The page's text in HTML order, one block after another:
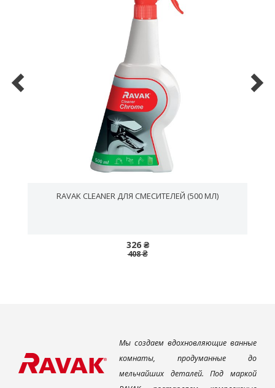
RAVAK CLEANER ДЛЯ СМЕСИТЕЛЕЙ (500 МЛ)
326 ₴
408 ₴
Мы создаем вдохновляющие ванные
комнаты, продуманные до
мельчайших деталей. Под маркой